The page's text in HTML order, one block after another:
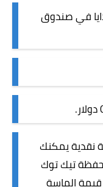
في صندوق
نقدية يمكنك
تيك توك
اقتطاع 50% من قيمة الماسة